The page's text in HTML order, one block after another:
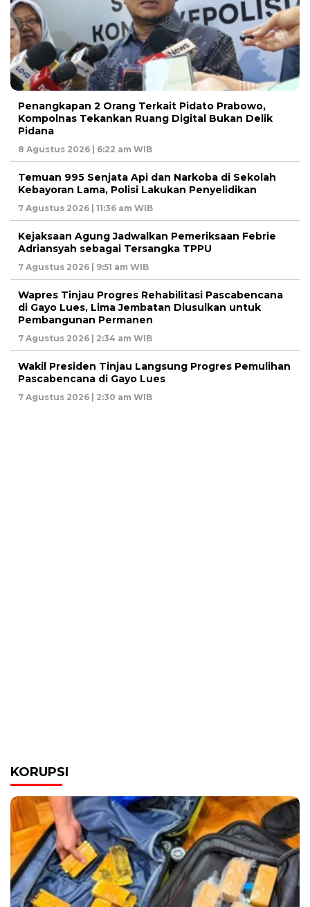
Penangkapan 2 Orang Terkait Pidato Prabowo,
Kompolnas Tekankan Ruang Digital Bukan Delik
Pidana
8 Agustus 2026 | 6:22 am WIB
Temuan 995 Senjata Api dan Narkoba di Sekolah
Kebayoran Lama, Polisi Lakukan Penyelidikan
7 Agustus 2026 | 11:36 am WIB
Kejaksaan Agung Jadwalkan Pemeriksaan Febrie
Adriansyah sebagai Tersangka TPPU
7 Agustus 2026 | 9:51 am WIB
Wapres Tinjau Progres Rehabilitasi Pascabencana
di Gayo Lues, Lima Jembatan Diusulkan untuk
Pembangunan Permanen
7 Agustus 2026 | 2:34 am WIB
Wakil Presiden Tinjau Langsung Progres Pemulihan
Pascabencana di Gayo Lues
7 Agustus 2026 | 2:30 am WIB
KORUPSI